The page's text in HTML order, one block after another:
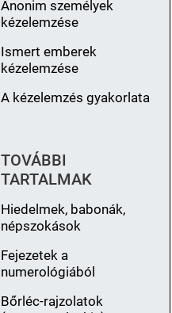
Anonim személyek
kézelemzése
Ismert emberek
kézelemzése
A kézelemzés gyakorlata
TOVÁBBI
TARTALMAK
Hiedelmek, babonák,
népszokások
Fejezetek a
numerológiából
Bőrléc-rajzolatok